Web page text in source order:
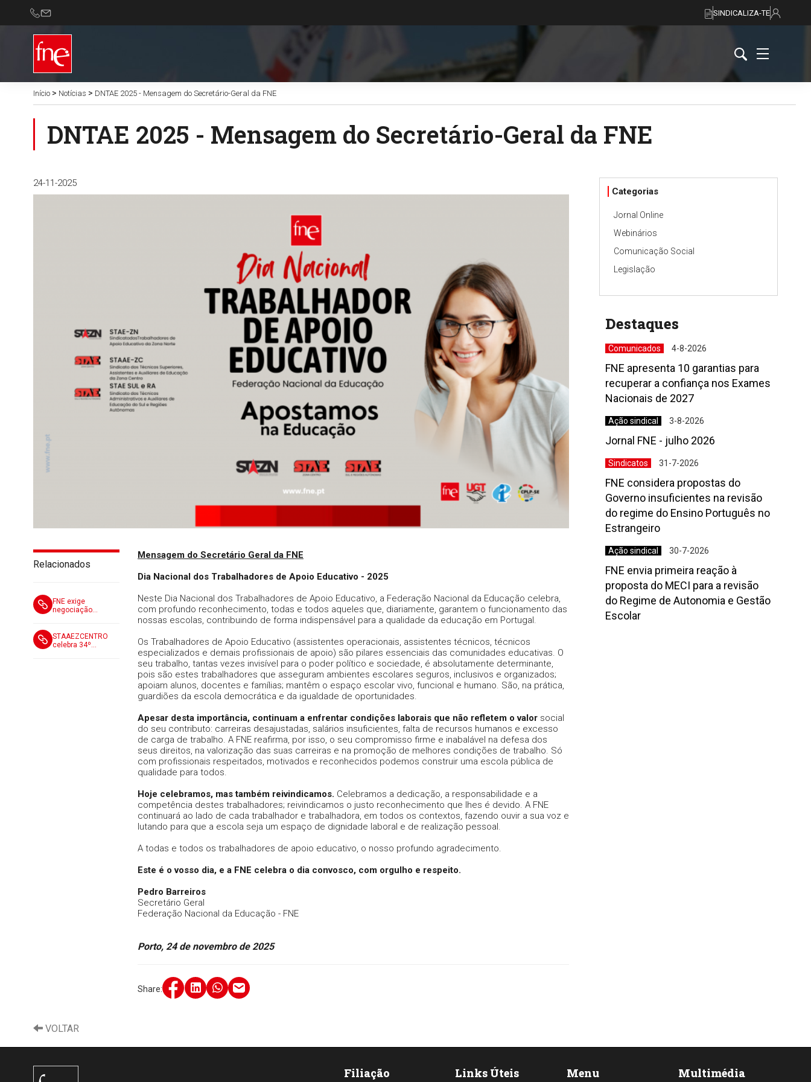
SINDICALIZA-TE
Início > Notícias > DNTAE 2025 - Mensagem do Secretário-Geral da FNE
DNTAE 2025 - Mensagem do Secretário-Geral da FNE
24-11-2025
Relacionados
FNE exige
negociação
Trabalhadores de
Apoio Educativo
STAAEZCENTRO
celebra 34º
Mensagem do Secretário Geral da FNE
Dia Nacional dos Trabalhadores de Apoio Educativo - 2025
Neste Dia Nacional dos Trabalhadores de Apoio Educativo, a Federação Nacional da Educação celebra,
com profundo reconhecimento, todas e todos aqueles que, diariamente, garantem o funcionamento das
nossas escolas, contribuindo de forma indispensável para a qualidade da educação em Portugal.
Os Trabalhadores de Apoio Educativo (assistentes operacionais, assistentes técnicos, técnicos
especializados e demais profissionais de apoio) são pilares essenciais das comunidades educativas. O
seu trabalho, tantas vezes invisível para o poder político e sociedade, é absolutamente determinante,
pois são estes trabalhadores que asseguram ambientes escolares seguros, inclusivos e organizados;
apoiam alunos, docentes e famílias; mantêm o espaço escolar vivo, funcional e humano. São, na prática,
guardiões da escola democrática e da igualdade de oportunidades.
Apesar desta importância, continuam a enfrentar condições laborais que não refletem o valor social
do seu contributo: carreiras desajustadas, salários insuficientes, falta de recursos humanos e excesso
de carga de trabalho. A FNE reafirma, por isso, o seu compromisso firme e inabalável na defesa dos
seus direitos, na valorização das suas carreiras e na promoção de melhores condições de trabalho. Só
com profissionais respeitados, motivados e reconhecidos podemos construir uma escola pública de
qualidade para todos.
Hoje celebramos, mas também reivindicamos. Celebramos a dedicação, a responsabilidade e a
competência destes trabalhadores; reivindicamos o justo reconhecimento que lhes é devido. A FNE
continuará ao lado de cada trabalhador e trabalhadora, em todos os contextos, fazendo ouvir a sua voz e
lutando para que a escola seja um espaço de dignidade laboral e de realização pessoal.
A todas e todos os trabalhadores de apoio educativo, o nosso profundo agradecimento.
Este é o vosso dia, e a FNE celebra o dia convosco, com orgulho e respeito.
Pedro Barreiros
Secretário Geral
Federação Nacional da Educação - FNE
Porto, 24 de novembro de 2025
Share:
VOLTAR
Categorias
Jornal Online
Webinários
Comunicação Social
Legislação
Destaques
Comunicados 4-8-2026
FNE apresenta 10 garantias para
recuperar a confiança nos Exames
Nacionais de 2027
Ação sindical 3-8-2026
Jornal FNE - julho 2026
Sindicatos 31-7-2026
FNE considera propostas do
Governo insuficientes na revisão
do regime do Ensino Português no
Estrangeiro
Ação sindical 30-7-2026
FNE envia primeira reação à
proposta do MECI para a revisão
do Regime de Autonomia e Gestão
Escolar
Filiação Links Úteis Menu Multimédia